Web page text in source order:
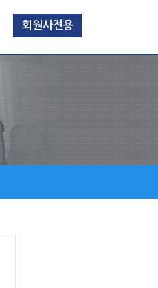
회원사전용